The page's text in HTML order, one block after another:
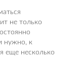
не только
нужно, к
еще несколько